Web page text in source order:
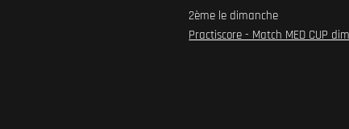
2ème le dimanche
Practiscore - Match MED CUP